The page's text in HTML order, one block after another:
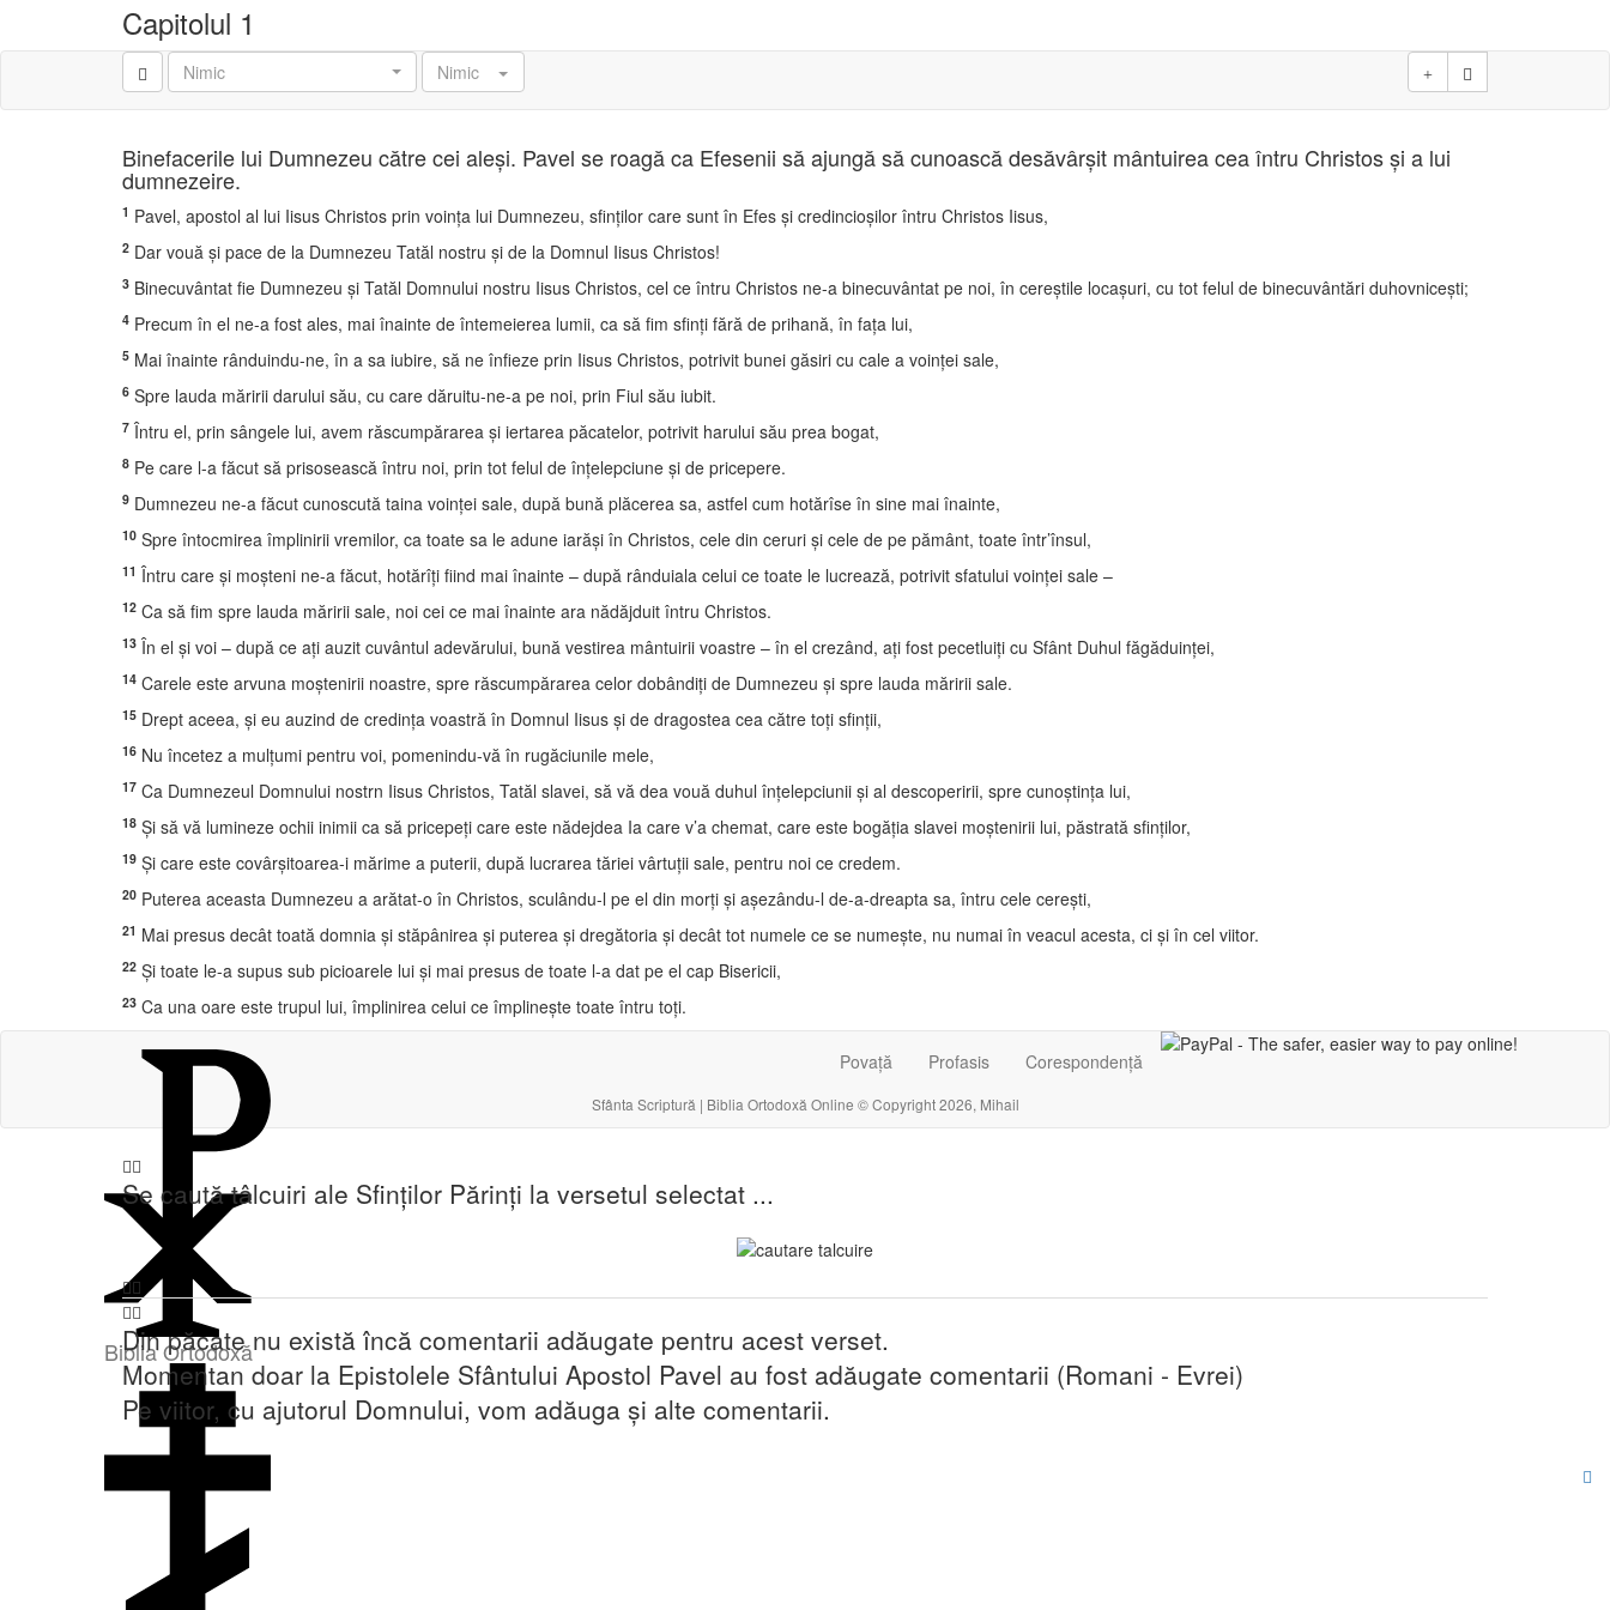
Capitolul 1
Nimic Nimic
Binefacerile lui Dumnezeu către cei aleşi. Pavel se roagă ca Efesenii să ajungă să cunoască desăvârşit mântuirea cea întru Christos şi a lui
dumnezeire.
1 Pavel, apostol al lui Iisus Christos prin voinţa lui Dumnezeu, sfinţilor care sunt în Efes şi credincioşilor întru Christos Iisus,
2 Dar vouă şi pace de la Dumnezeu Tatăl nostru şi de la Domnul Iisus Christos!
3 Binecuvântat fie Dumnezeu şi Tatăl Domnului nostru Iisus Christos, cel ce întru Christos ne-a binecuvântat pe noi, în cereştile locaşuri, cu tot felul de binecuvântări duhovniceşti;
4 Precum în el ne-a fost ales, mai înainte de întemeierea lumii, ca să fim sfinţi fără de prihană, în faţa lui,
5 Mai înainte rânduindu-ne, în a sa iubire, să ne înfieze prin Iisus Christos, potrivit bunei găsiri cu cale a voinţei sale,
6 Spre lauda măririi darului său, cu care dăruitu-ne-a pe noi, prin Fiul său iubit.
7 Întru el, prin sângele lui, avem răscumpărarea şi iertarea păcatelor, potrivit harului său prea bogat,
8 Pe care l-a făcut să prisosească întru noi, prin tot felul de înţelepciune şi de pricepere.
9 Dumnezeu ne-a făcut cunoscută taina voinţei sale, după bună plăcerea sa, astfel cum hotărîse în sine mai înainte,
10 Spre întocmirea împlinirii vremilor, ca toate sa le adune iarăşi în Christos, cele din ceruri şi cele de pe pământ, toate într’însul,
11 Întru care şi moşteni ne-a făcut, hotărîţi fiind mai înainte – după rânduiala celui ce toate le lucrează, potrivit sfatului voinţei sale –
12 Ca să fim spre lauda măririi sale, noi cei ce mai înainte ara nădăjduit întru Christos.
13 În el şi voi – după ce aţi auzit cuvântul adevărului, bună vestirea mântuirii voastre – în el crezând, aţi fost pecetluiţi cu Sfânt Duhul făgăduinţei,
14 Carele este arvuna moştenirii noastre, spre răscumpărarea celor dobândiţi de Dumnezeu şi spre lauda măririi sale.
15 Drept aceea, şi eu auzind de credinţa voastră în Domnul Iisus şi de dragostea cea către toţi sfinţii,
16 Nu încetez a mulţumi pentru voi, pomenindu-vă în rugăciunile mele,
17 Ca Dumnezeul Domnului nostrn Iisus Christos, Tatăl slavei, să vă dea vouă duhul înţelepciunii şi al descoperirii, spre cunoştinţa lui,
18 Şi să vă lumineze ochii inimii ca să pricepeţi care este nădejdea Ia care v’a chemat, care este bogăţia slavei moştenirii lui, păstrată sfinţilor,
19 Şi care este covârşitoarea-i mărime a puterii, după lucrarea tăriei vârtuţii sale, pentru noi ce credem.
20 Puterea aceasta Dumnezeu a arătat-o în Christos, sculându-l pe el din morţi şi aşezându-l de-a-dreapta sa, întru cele cereşti,
21 Mai presus decât toată domnia şi stăpânirea şi puterea şi dregătoria şi decât tot numele ce se numeşte, nu numai în veacul acesta, ci şi în cel viitor.
22 Şi toate le-a supus sub picioarele lui şi mai presus de toate l-a dat pe el cap Bisericii,
23 Ca una oare este trupul lui, împlinirea celui ce împlineşte toate întru toţi.
Biblia Ortodoxă
Povață Profasis Corespondență
Sfânta Scriptură | Biblia Ortodoxă Online © Copyright 2026, Mihail
Se caută tâlcuiri ale Sfinților Părinți la versetul selectat ...
Din păcate nu există încă comentarii adăugate pentru acest verset.
Momentan doar la Epistolele Sfântului Apostol Pavel au fost adăugate comentarii (Romani - Evrei)
Pe viitor, cu ajutorul Domnului, vom adăuga și alte comentarii.